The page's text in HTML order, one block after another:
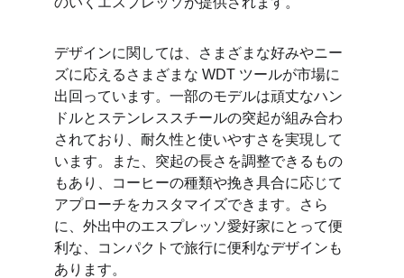
デザインに関しては、さまざまな好みやニー
ズに応えるさまざまな WDT ツールが市場に
出回っています。一部のモデルは頑丈なハン
ドルとステンレススチールの突起が組み合わ
されており、耐久性と使いやすさを実現して
います。また、突起の長さを調整できるもの
もあり、コーヒーの種類や挽き具合に応じて
アプローチをカスタマイズできます。さら
に、外出中のエスプレッソ愛好家にとって便
利な、コンパクトで旅行に便利なデザインも
あります。